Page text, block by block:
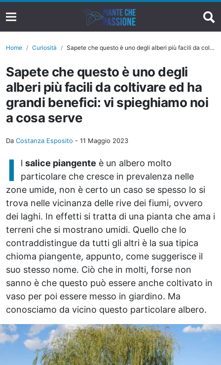
Home Curiosità Sapete che questo è uno degli alberi più facili da coltivare ed ha grandi benefici: vi spieghiamo noi a cosa serve
Sapete che questo è uno degli
alberi più facili da coltivare ed ha
grandi benefici: vi spieghiamo noi
a cosa serve
Da Costanza Esposito - 11 Maggio 2023
I l salice piangente è un albero molto
particolare che cresce in prevalenza nelle
zone umide, non è certo un caso se spesso lo si
trova nelle vicinanza delle rive dei fiumi, ovvero
dei laghi. In effetti si tratta di una pianta che ama i
terreni che si mostrano umidi. Quello che lo
contraddistingue da tutti gli altri è la sua tipica
chioma piangente, appunto, come suggerisce il
suo stesso nome. Ciò che in molti, forse non
sanno è che questo può essere anche coltivato in
vaso per poi essere messo in giardino. Ma
conosciamo da vicino questo particolare albero.